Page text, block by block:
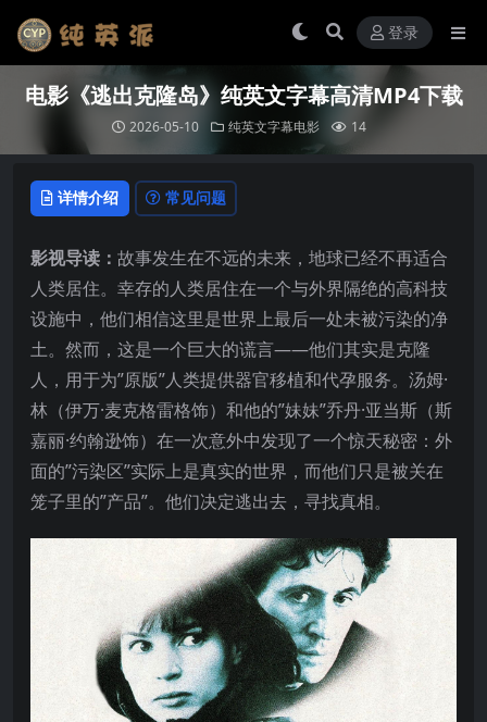
登录
电影《逃出克隆岛》纯英文字幕高清MP4下载
2026-05-10 纯英文字幕电影 14
详情介绍 常见问题
影视导读： 故事发生在不远的未来，地球已经不再适合
人类居住。幸存的人类居住在一个与外界隔绝的高科技
设施中，他们相信这里是世界上最后一处未被污染的净
土。然而，这是一个巨大的谎言——他们其实是克隆
人，用于为”原版”人类提供器官移植和代孕服务。汤姆·
林（伊万·麦克格雷格饰）和他的”妹妹”乔丹·亚当斯（斯
嘉丽·约翰逊饰）在一次意外中发现了一个惊天秘密：外
面的”污染区”实际上是真实的世界，而他们只是被关在
笼子里的”产品”。他们决定逃出去，寻找真相。